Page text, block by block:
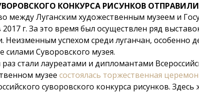
КОНКУРСА РИСУНКОВ
между Луганским художественным музеем и
г. За это время был осуществлен ряд
успехом среди луганчан, особенно
Суворовского музея.
стали лауреатами и дипломантами
музее состоялась торжественная
суворовского конкурса рисунков.